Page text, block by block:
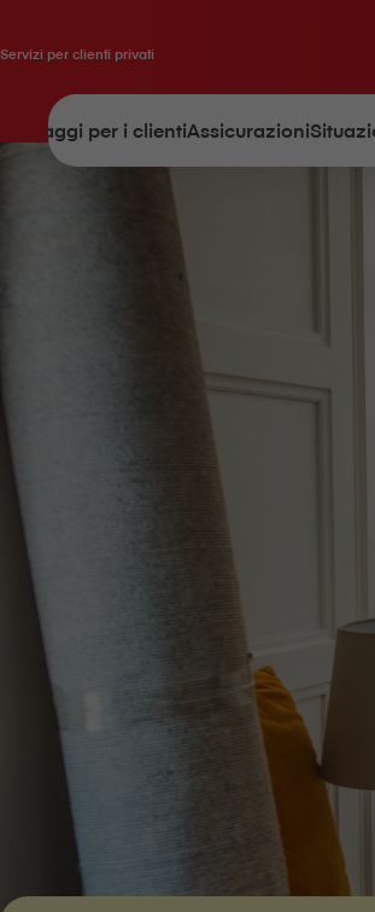
Servizi per clienti privati
Vantaggi per i clientiAssicurazioni